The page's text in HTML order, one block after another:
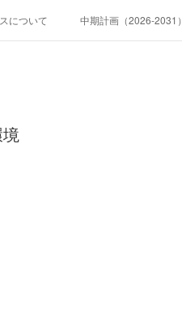
について 中期計画（2026-2031）